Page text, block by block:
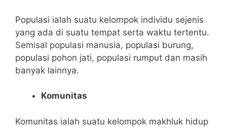
Populasi ialah suatu kelompok individu sejenis
yang ada di suatu tempat serta waktu tertentu.
Semisal populasi manusia, populasi burung,
populasi pohon jati, populasi rumput dan masih
banyak lainnya.
Komunitas
Komunitas ialah suatu kelompok makhluk hidup